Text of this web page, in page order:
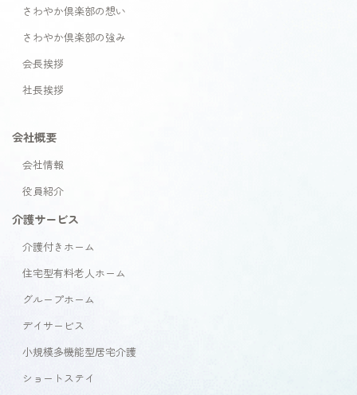
さわやか倶楽部の想い
さわやか倶楽部の強み
会長挨拶
社長挨拶
会社概要
会社情報
役員紹介
介護サービス
介護付きホーム
住宅型有料老人ホーム
グループホーム
デイサービス
小規模多機能型居宅介護
ショートステイ